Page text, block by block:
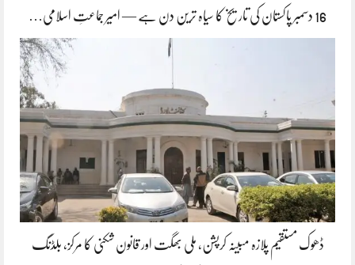
16 دسمبر پاکستان کی تاریخ کا سیاہ ترین دن ہے — امیر جماعتِ اسلامی…
ڈھوک مستقیم پلازہ مبینہ کرپشن، ملی بھگت اور قانون شکنی کا مرکز، بلڈنگ